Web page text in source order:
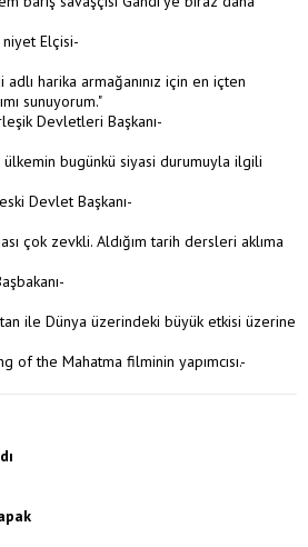
Elçisi-
harika armağanınız için en içten
sunuyorum."
Devletleri Başkanı-
bugünkü siyasi durumuyla ilgili
Devlet Başkanı-
çok zevkli. Aldığım tarih dersleri aklıma
ile Dünya üzerindeki büyük etkisi üzerine
of the Mahatma filminin yapımcısı.-